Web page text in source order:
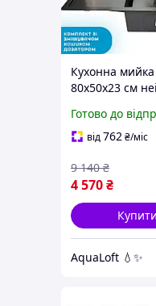
Кухонна мийка
80x50x23 см
чорна із
аксесуарами
Готово до
від762₴/міс
4 570₴
9 140 ₴
AquaLoft 💧✨